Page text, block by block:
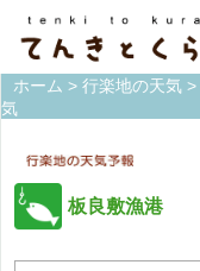
ホーム > 行楽地の天気 >
気
板良敷漁港